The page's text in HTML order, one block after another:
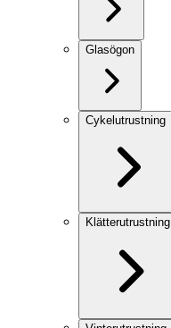
Glasögon
Cykelutrustning
Klätterutrustning